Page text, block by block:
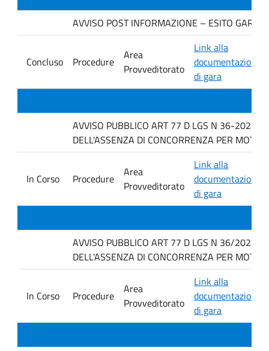
AVVISO POST INFORMAZIONE – ESITO
Concluso Procedure
Area
Provveditorato
Link alla
documentazione
di gara
AVVISO PUBBLICO ART 77 D LGS N 36-2023
DELL'ASSENZA DI CONCORRENZA PER MOTIVI
In Corso Procedure
Area
Provveditorato
Link alla
documentazione
di gara
AVVISO PUBBLICO ART 77 D LGS N 36/2023
DELL'ASSENZA DI CONCORRENZA PER MOTIVI
In Corso Procedure
Area
Provveditorato
Link alla
documentazione
di gara